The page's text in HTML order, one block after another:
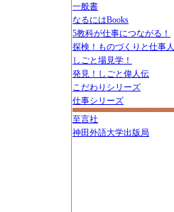
一般書
なるにはBooks
5教科が仕事につながる！
探検！ものづくりと仕事人
しごと場見学！
発見！しごと偉人伝
こだわりシリーズ
仕事シリーズ
至言社
神田外語大学出版局